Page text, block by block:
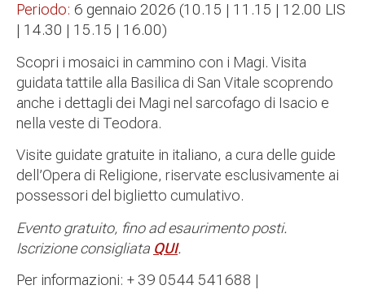
Periodo: 6 gennaio 2026 (10.15 | 11.15 | 12.00 LIS
| 14.30 | 15.15 | 16.00)
Scopri i mosaici in cammino con i Magi. Visita
guidata tattile alla Basilica di San Vitale scoprendo
anche i dettagli dei Magi nel sarcofago di Isacio e
nella veste di Teodora.
Visite guidate gratuite in italiano, a cura delle guide
dell’Opera di Religione, riservate esclusivamente ai
possessori del biglietto cumulativo.
Evento gratuito, fino ad esaurimento posti.
Iscrizione consigliata QUI.
Per informazioni: + 39 0544 541688 |